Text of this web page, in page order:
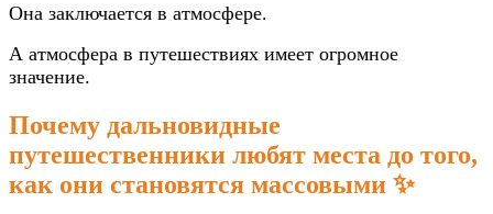
Она заключается в атмосфере.
А атмосфера в путешествиях имеет огромное
значение.
Почему дальновидные
путешественники любят места до того,
как они становятся массовыми ✨